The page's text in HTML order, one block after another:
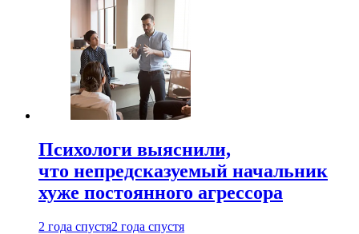
Психологи выяснили,
что непредсказуемый начальник
хуже постоянного агрессора
2 года спустя2 года спустя